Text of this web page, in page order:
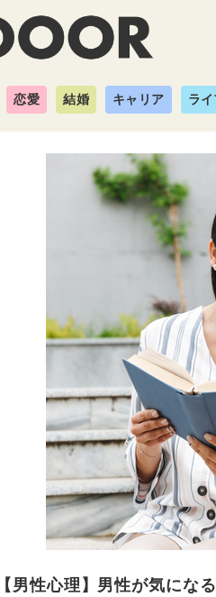
恋愛 結婚 キャリア ラ
【男性心理】男性が気にな